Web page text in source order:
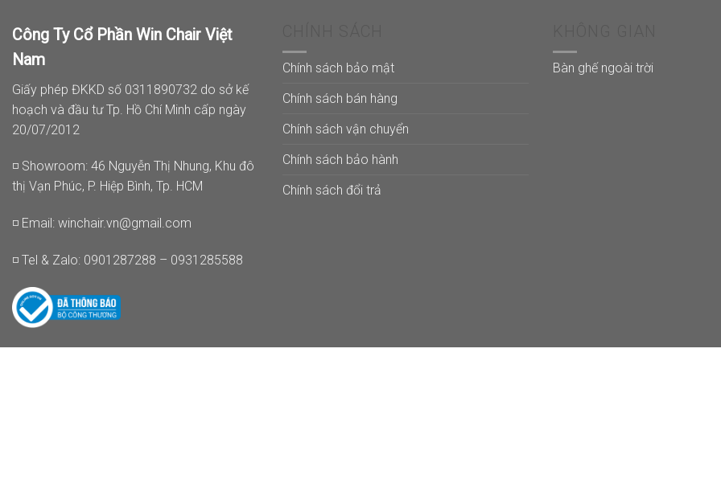
Công Ty Cổ Phần Win Chair Việt
Nam
Giấy phép ĐKKD số 0311890732 do sở kế
hoạch và đầu tư Tp. Hồ Chí Minh cấp ngày
20/07/2012
◽ Showroom: 46 Nguyễn Thị Nhung, Khu đô
thị Vạn Phúc, P. Hiệp Bình, Tp. HCM
◽ Email: winchair.vn@gmail.com
◽ Tel & Zalo: 0901287288 – 0931285588
Chính sách bảo mật
Chính sách bán hàng
Chính sách vận chuyển
Chính sách bảo hành
Chính sách đổi trả
Bàn ghế ngoài trời